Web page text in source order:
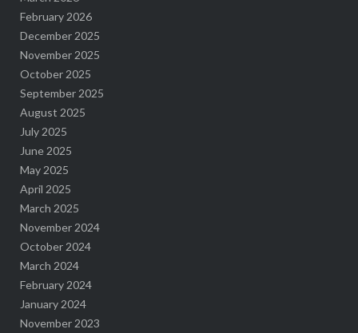
February 2026
December 2025
November 2025
October 2025
September 2025
August 2025
July 2025
June 2025
May 2025
April 2025
March 2025
November 2024
October 2024
March 2024
February 2024
January 2024
November 2023